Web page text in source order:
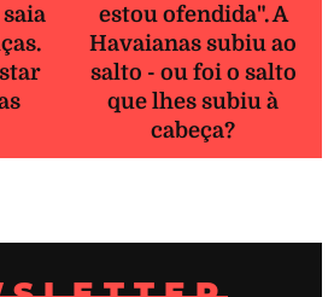
estou ofendida". A
Havaianas subiu ao
salto - ou foi o salto
que lhes subiu à
cabeça?